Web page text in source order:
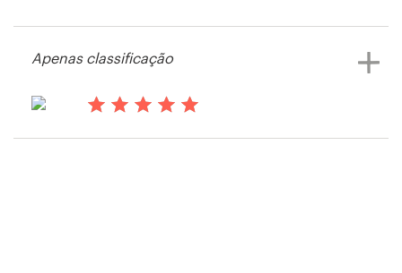
Apenas classificação
Manual de identidade da marca
Pesquisar todas as categorias